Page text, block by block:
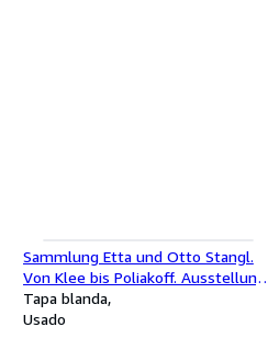
Sammlung Etta und Otto Stangl.
Von Klee bis Poliakoff. Ausstellung
Bayerische
Staatsgemäldesammlungen,
Tapa blanda
Usado